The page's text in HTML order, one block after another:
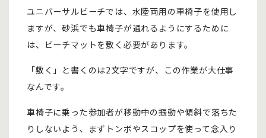
ユニバーサルビーチでは、水陸両用の車椅子を使用し
ますが、砂浜でも車椅子が通れるようにするために
は、ビーチマットを敷く必要があります。
「敷く」と書くのは2文字ですが、この作業が大仕事
なんです。
車椅子に乗った参加者が移動中の振動や傾斜で落ちた
りしないよう、まずトンボやスコップを使って念入り